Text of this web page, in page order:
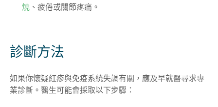
燒 、疲倦或關節疼痛。
診斷方法
如果你懷疑紅疹與免疫系統失調有關，應及早就醫尋求專
業診斷。醫生可能會採取以下步驟：